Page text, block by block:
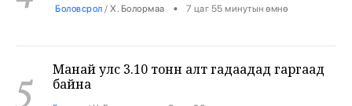
5
байна
Бизнес /Х. Болормаа • 8 цаг 26 минутын өмнө